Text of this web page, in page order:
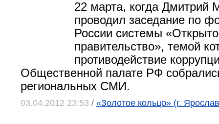
22 марта, когда Дмитрий
проводил заседание по
России системы
правительство», темой
противодействие
Общественной палате РФ
региональных СМИ.
03.04.2012 23:53 / «Золотое кольцо» (г.